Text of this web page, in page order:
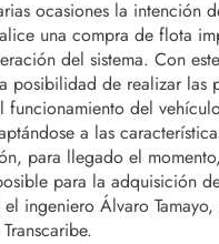
ocasiones la intención
una compra de flota
del sistema. Con
posibilidad de realizar las
funcionamiento del
a las
para llegado el
para la adquisición
ingeniero Álvaro